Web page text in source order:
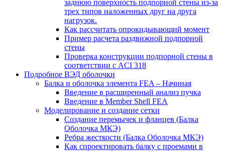
заднюю поверхность подпорной стены из-за
трех типов наложенных друг на друга
нагрузок.
Как рассчитать опрокидывающий момент
Пример расчета раздвижной подпорной
стены
Проверка конструкции подпорной стены в
соответствии с ACI 318
Подробное ВЭД оболочки
Балка и оболочка элемента FEA – Начиная
Введение в расширенный анализ пучка
Введение в Member Shell FEA
Моделирование и создание сетки
Создание перемычек и фланцев (Балка
Оболочка МКЭ)
Ребра жесткости (Балка Оболочка МКЭ)
Как спроектировать балку с проемами в